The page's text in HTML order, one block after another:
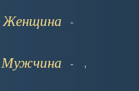
Женщина -
Мужчина - ,